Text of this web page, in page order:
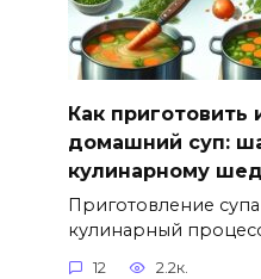
Как приготовить
домашний суп:
кулинарному
Приготовление
кулинарный
12 2.2к.